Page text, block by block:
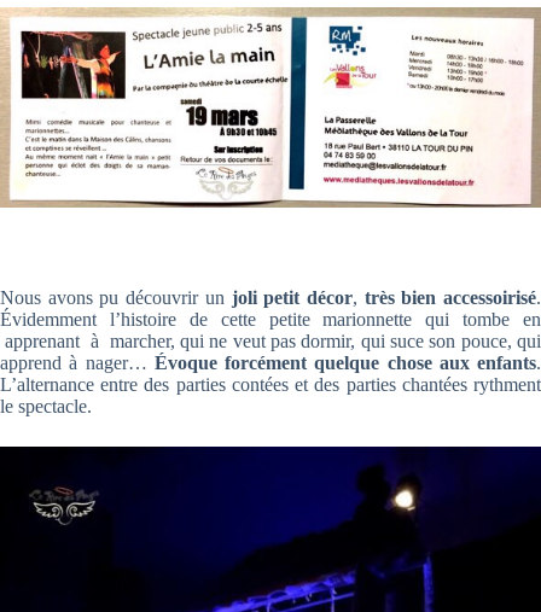
Nous avons pu découvrir un joli petit décor, très bien accessoirisé.
Évidemment l’histoire de cette petite marionnette qui tombe en
apprenant à marcher, qui ne veut pas dormir, qui suce son pouce, qui
apprend à nager… Évoque forcément quelque chose aux enfants.
L’alternance entre des parties contées et des parties chantées rythment
le spectacle.